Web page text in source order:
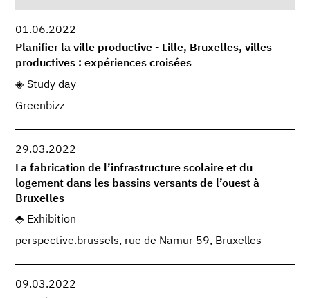
01.06.2022
Planifier la ville productive - Lille, Bruxelles, villes
productives : expériences croisées
Study day
Greenbizz
29.03.2022
La fabrication de l’infrastructure scolaire et du
logement dans les bassins versants de l’ouest à
Bruxelles
Exhibition
perspective.brussels, rue de Namur 59, Bruxelles
09.03.2022